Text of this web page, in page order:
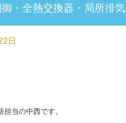
・全熱交換器・局所排気
日
当の中西です。